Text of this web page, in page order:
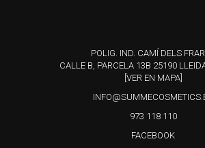
POLIG. IND. CAMÍ DELS
CALLE B, PARCELA 13B 25190
[VER EN MAPA]
973 118 110
FACEBOOK